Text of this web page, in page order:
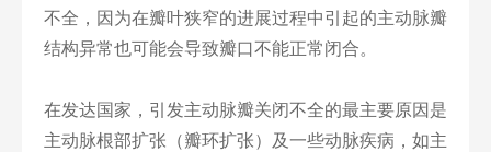
不全，因为在瓣叶狭窄的进展过程中引起的主动脉瓣
结构异常也可能会导致瓣口不能正常闭合。
在发达国家，引发主动脉瓣关闭不全的最主要原因是
主动脉根部扩张（瓣环扩张）及一些动脉疾病，如主